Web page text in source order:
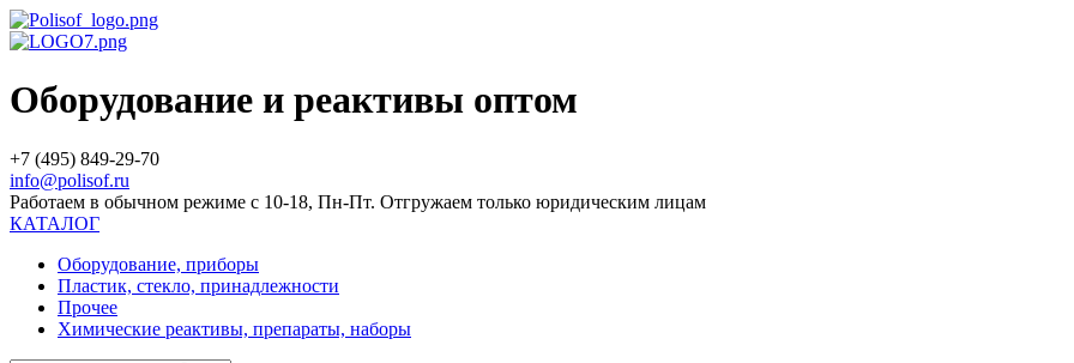
Оборудование и реактивы оптом
+7 (495) 849-29-70
info@polisof.ru
Работаем в обычном режиме с 10-18, Пн-Пт. Отгружаем только юридическим лицам
КАТАЛОГ
Оборудование, приборы
Пластик, стекло, принадлежности
Прочее
Химические реактивы, препараты, наборы